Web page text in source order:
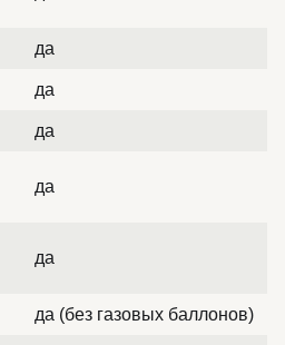
да
да
да
да
да
да (без газовых баллонов)